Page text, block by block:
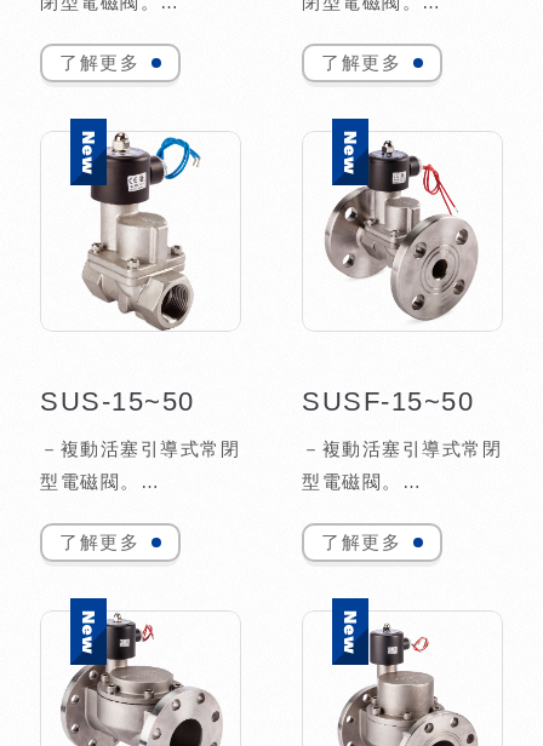
列。
接操作。
－適用流體：水、空
氣、輕油、瓦斯、真
－流體溫度如需使用至
攝氏130℃，另可訂
製...
了解更多
列，接式法蘭口。
接操作。
－適用流體：水、空
氣、輕油、瓦斯、真
空。
－流體溫度如需使用至
攝氏130...
了解更多
SUS-15~50
－複動活塞引導式常閉
型電磁閥。
列。
氣、蒸氣、輕油。
－特別適用於動作頻率
高之工作場所。
了解更多
SUSF-15~50
－複動活塞引導式常閉
型電磁閥。
列，接式法蘭口。
氣、蒸氣、輕油。
－特別適用於動作頻率
高之工作場所。
了解更多